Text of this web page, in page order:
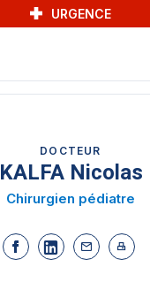
URGENCE
DOCTEUR
KALFA Nicolas
Chirurgien pédiatre